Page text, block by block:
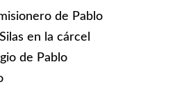
de Pablo
en la cárcel
de Pablo